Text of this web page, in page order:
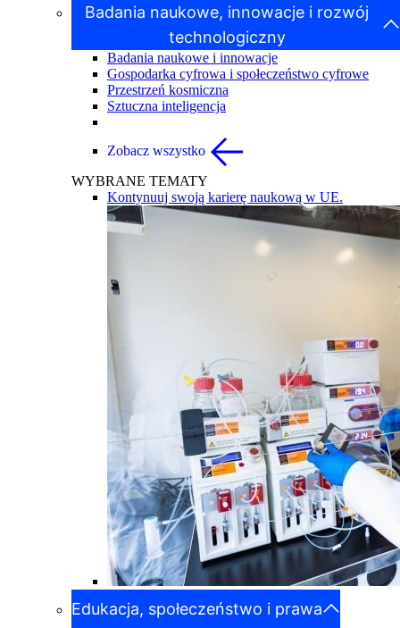
Badania naukowe, innowacje i rozwój
technologiczny
Badania naukowe i innowacje
Gospodarka cyfrowa i społeczeństwo cyfrowe
Przestrzeń kosmiczna
Sztuczna inteligencja
Zobacz wszystko
WYBRANE TEMATY
Kontynuuj swoją karierę naukową w UE.
Edukacja, społeczeństwo i prawa